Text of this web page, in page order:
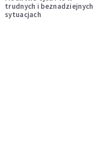
trudnych i beznadziejnych
sytuacjach